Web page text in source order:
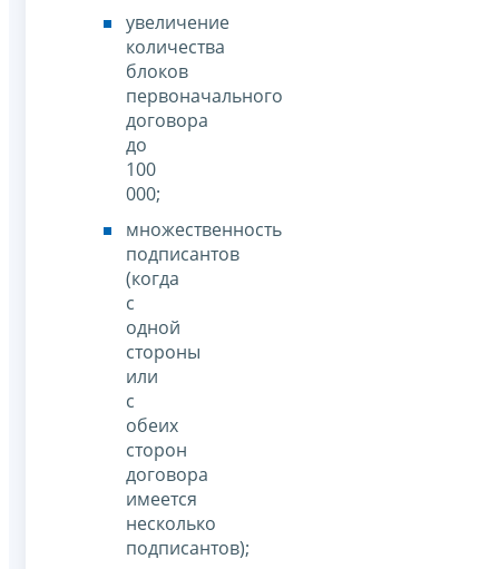
увеличение
количества
блоков
первоначального
договора
до
100
000;
множественность
подписантов
(когда
с
одной
стороны
или
с
обеих
сторон
договора
имеется
несколько
подписантов);